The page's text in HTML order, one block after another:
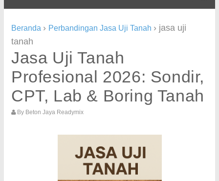
Beranda › Perbandingan Jasa Uji Tanah › jasa uji
tanah
Jasa Uji Tanah
Profesional 2026: Sondir,
CPT, Lab & Boring Tanah
By Beton Jaya Readymix